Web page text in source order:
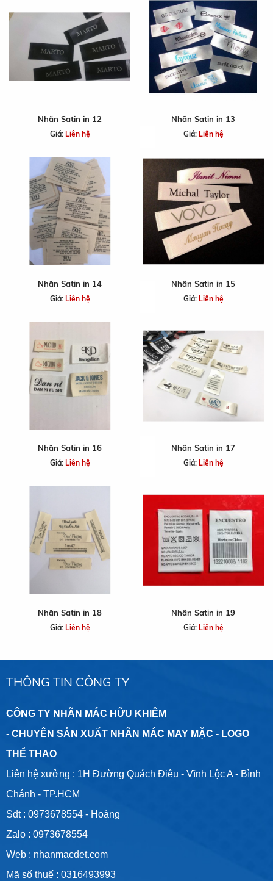
Nhãn Satin in 12
Giá: Liên hệ
Nhãn Satin in 13
Giá: Liên hệ
Nhãn Satin in 14
Giá: Liên hệ
Nhãn Satin in 15
Giá: Liên hệ
Nhãn Satin in 16
Giá: Liên hệ
Nhãn Satin in 17
Giá: Liên hệ
Nhãn Satin in 18
Giá: Liên hệ
Nhãn Satin in 19
Giá: Liên hệ
THÔNG TIN CÔNG TY
CÔNG TY NHÃN MÁC HỮU KHIÊM
- CHUYÊN SẢN XUẤT NHÃN MÁC MAY MẶC - LOGO
THỂ THAO
Liên hệ xưởng : 1H Đường Quách Điêu - Vĩnh Lộc A - Bình
Chánh - TP.HCM
Sdt : 0973678554 - Hoàng
Zalo : 0973678554
Web : nhanmacdet.com
Mã số thuế : 0316493993